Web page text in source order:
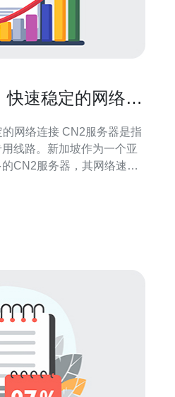
快速稳定的网络连
服务器是指
线路。新加坡作为一个亚
CN2服务器，其网络速度